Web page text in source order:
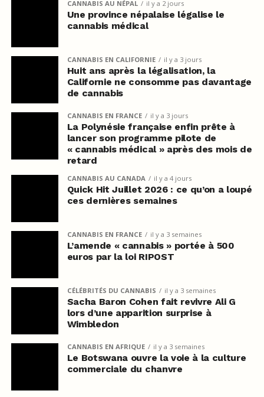
CANNABIS AU NÉPAL il y a 2 jours
Une province népalaise légalise le
cannabis médical
CANNABIS EN CALIFORNIE il y a 3 jours
Huit ans après la légalisation, la
Californie ne consomme pas davantage
de cannabis
CANNABIS EN FRANCE il y a 3 jours
La Polynésie française enfin prête à
lancer son programme pilote de
« cannabis médical » après des mois de
retard
CANNABIS AU CANADA il y a 4 jours
Quick Hit Juillet 2026 : ce qu’on a loupé
ces dernières semaines
CANNABIS EN FRANCE il y a 3 semaines
L’amende « cannabis » portée à 500
euros par la loi RIPOST
CÉLÉBRITÉS DU CANNABIS il y a 3 semaines
Sacha Baron Cohen fait revivre Ali G
lors d’une apparition surprise à
Wimbledon
CANNABIS EN AFRIQUE il y a 3 semaines
Le Botswana ouvre la voie à la culture
commerciale du chanvre